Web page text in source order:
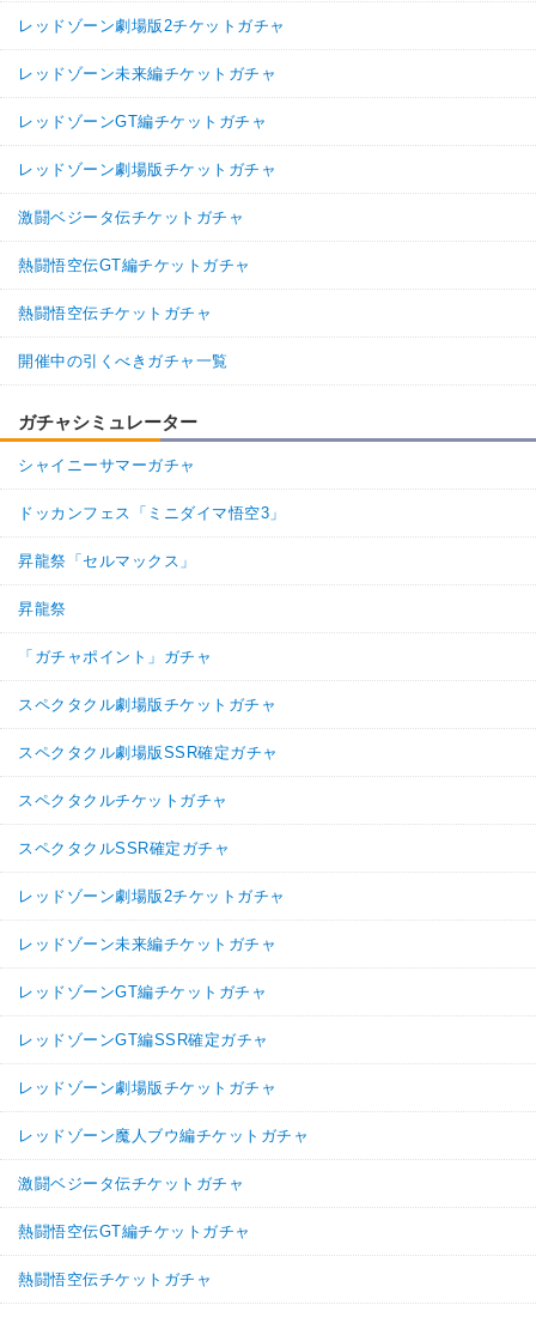
レッドゾーン劇場版2チケットガチャ
レッドゾーン未来編チケットガチャ
レッドゾーンGT編チケットガチャ
レッドゾーン劇場版チケットガチャ
激闘ベジータ伝チケットガチャ
熱闘悟空伝GT編チケットガチャ
熱闘悟空伝チケットガチャ
開催中の引くべきガチャ一覧
ガチャシミュレーター
シャイニーサマーガチャ
ドッカンフェス「ミニダイマ悟空3」
昇龍祭「セルマックス」
昇龍祭
「ガチャポイント」ガチャ
スペクタクル劇場版チケットガチャ
スペクタクル劇場版SSR確定ガチャ
スペクタクルチケットガチャ
スペクタクルSSR確定ガチャ
レッドゾーン劇場版2チケットガチャ
レッドゾーン未来編チケットガチャ
レッドゾーンGT編チケットガチャ
レッドゾーンGT編SSR確定ガチャ
レッドゾーン劇場版チケットガチャ
レッドゾーン魔人ブウ編チケットガチャ
激闘ベジータ伝チケットガチャ
熱闘悟空伝GT編チケットガチャ
熱闘悟空伝チケットガチャ